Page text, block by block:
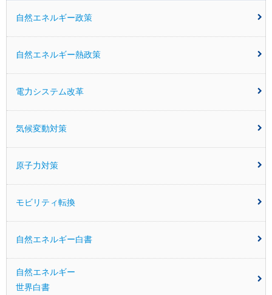
自然エネルギー政策
自然エネルギー熱政策
電力システム改革
気候変動対策
原子力対策
モビリティ転換
自然エネルギー白書
自然エネルギー
世界白書